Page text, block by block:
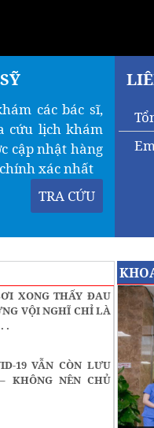
các bác sĩ,
cứu lịch khám
cập nhật hàng
xác nhất
TRA CỨU
XONG THẤY ĐAU
VỘI NGHĨ CHỈ LÀ
.
19 VẪN CÒN LƯU
KHÔNG NÊN CHỦ